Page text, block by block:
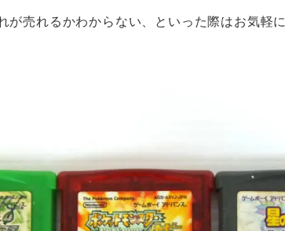
が売れるかわからない、といった際はお気軽